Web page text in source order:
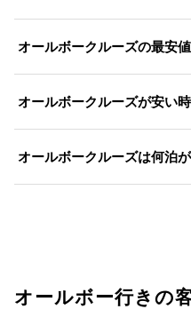
オールボークルーズの最安
オールボークルーズが安い
オールボークルーズは何泊
オールボー行きの